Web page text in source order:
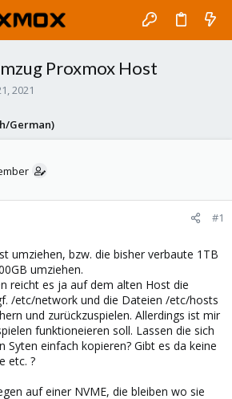
Proxmox Host
2021
German)
#1
umziehen, bzw. die bisher verbaute 1TB
umziehen.
reicht es ja auf dem alten Host die
/etc/network und die Dateien /etc/hosts
und zurückzuspielen. Allerdings ist mir
funktioneieren soll. Lassen die sich
Syten einfach kopieren? Gibt es da keine
etc. ?
auf einer NVME, die bleiben wo sie